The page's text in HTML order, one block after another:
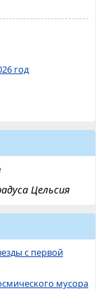
год
Цельсия
с первой
мусора